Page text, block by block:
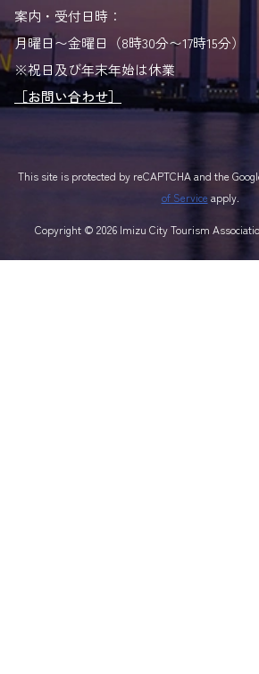
案内・受付日時：
月曜日〜金曜日（8時30分〜17時15分）
※祝日及び年末年始は休業
［お問い合わせ］
This site is protected by reCAPTCHA and the
of Service apply.
Copyright © 2026 Imizu City Tourism